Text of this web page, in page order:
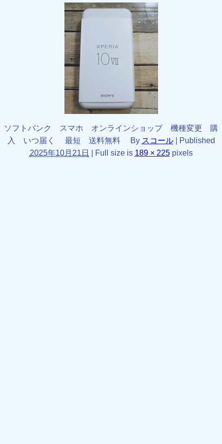
ソフトバンク スマホ オンラインショップ 機種変更 購
入 いつ届く 最短 送料無料
By スコール
Published
2025年10月21日
Full size is 189 × 225pixels